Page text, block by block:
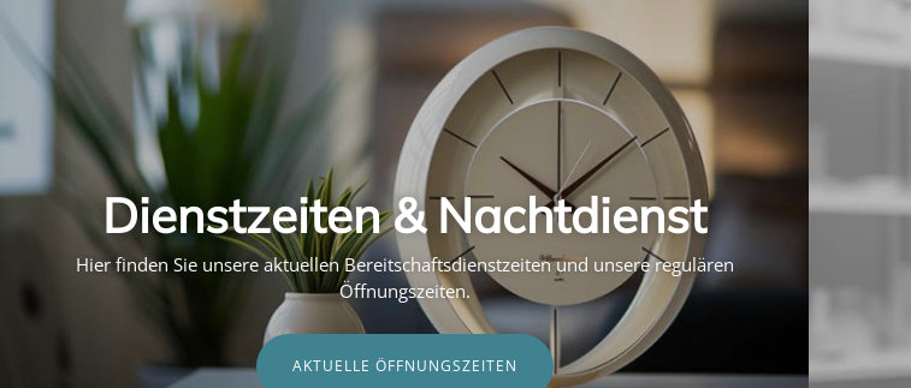
Dienstzeiten & Nachtdienst
Hier finden Sie unsere aktuellen Bereitschaftsdienstzeiten und unsere regulären
Öffnungszeiten.
AKTUELLE ÖFFNUNGSZEITEN